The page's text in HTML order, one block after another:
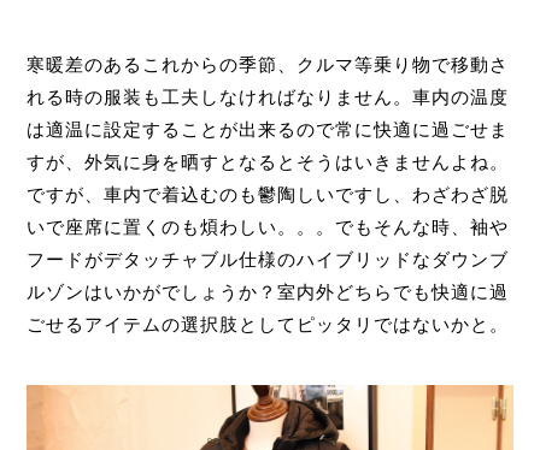
寒暖差のあるこれからの季節、クルマ等乗り物で移動さ
れる時の服装も工夫しなければなりません。車内の温度
は適温に設定することが出来るので常に快適に過ごせま
すが、外気に身を晒すとなるとそうはいきませんよね。
ですが、車内で着込むのも鬱陶しいですし、わざわざ脱
いで座席に置くのも煩わしい。。。でもそんな時、袖や
フードがデタッチャブル仕様のハイブリッドなダウンブ
ルゾンはいかがでしょうか？室内外どちらでも快適に過
ごせるアイテムの選択肢としてピッタリではないかと。